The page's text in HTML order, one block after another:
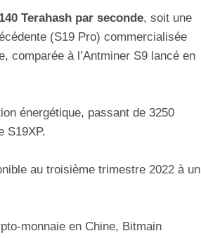
140 Terahash par seconde, soit une
(S19 Pro) commercialisée
comparée à l’Antminer S9 lancé en
énergétique, passant de 3250
S19XP.
au troisième trimestre 2022 à un
monnaie en Chine, Bitmain